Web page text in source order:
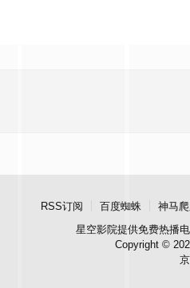
RSS订阅 百度蜘蛛 神马爬
星空影院提供免费热播
Copyright ©